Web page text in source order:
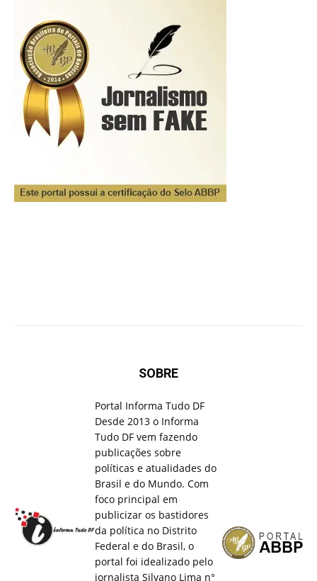
SOBRE
Portal Informa Tudo DF
Desde 2013 o Informa
Tudo DF vem fazendo
publicações sobre
políticas e atualidades do
Brasil e do Mundo. Com
foco principal em
publicizar os bastidores
da política no Distrito
Federal e do Brasil, o
portal foi idealizado pelo
jornalista Silvano Lima n°